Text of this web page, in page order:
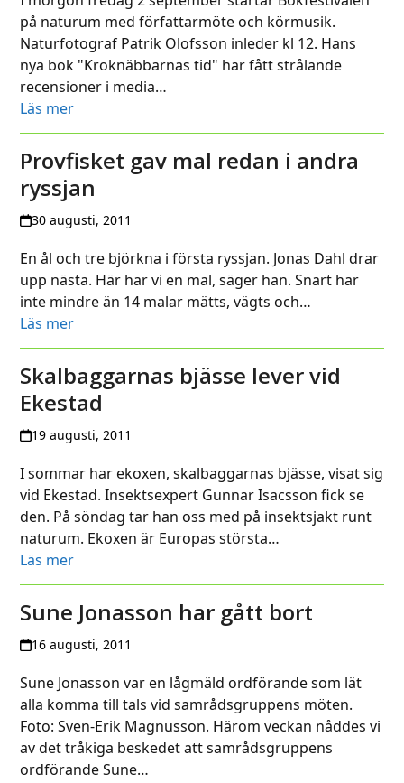
på naturum med författarmöte och körmusik.
Naturfotograf Patrik Olofsson inleder kl 12. Hans
nya bok "Kroknäbbarnas tid" har fått strålande
recensioner i media…
Läs mer
Provfisket gav mal redan i andra
ryssjan
30 augusti, 2011
En ål och tre björkna i första ryssjan. Jonas Dahl drar
upp nästa. Här har vi en mal, säger han. Snart har
inte mindre än 14 malar mätts, vägts och…
Läs mer
Skalbaggarnas bjässe lever vid
Ekestad
19 augusti, 2011
I sommar har ekoxen, skalbaggarnas bjässe, visat sig
vid Ekestad. Insektsexpert Gunnar Isacsson fick se
den. På söndag tar han oss med på insektsjakt runt
naturum. Ekoxen är Europas största…
Läs mer
Sune Jonasson har gått bort
16 augusti, 2011
Sune Jonasson var en lågmäld ordförande som lät
alla komma till tals vid samrådsgruppens möten.
Foto: Sven-Erik Magnusson. Härom veckan nåddes vi
av det tråkiga beskedet att samrådsgruppens
ordförande Sune…